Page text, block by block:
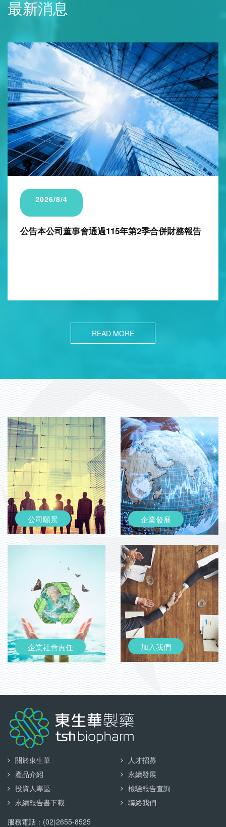
最新消息
2026/7/27
公告本公司115年第二季合併財務報告董事會預計
READ MORE
公司願景 企業發展
企業社會責任 加入我們
關於東生華
產品介紹
投資人專區
永續報告書下載
人才招募
永續發展
檢驗報告查詢
聯絡我們
服務電話：(02)2655-8525